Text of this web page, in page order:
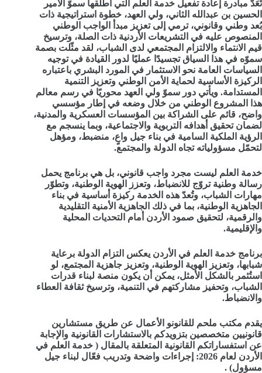
تُعَدُّ مبادرة إعادة تفعيل خدمة العلم التي أطلقها سموّ الأمير
الحسين بن عبدالله الثاني، ولي العهد، خطوة استراتيجية ذات
بُعد وطني وقانوني، ترمي إلى تعزيز مبدأ الواجب الوطني
المنصوص عليه في التشريعات الأردنية ذات الصلة، وترسيخ
قيم الانتماء والالتزام المجتمعي لدى الشباب، لقد مثّلت بصمة
سموّه في هذا السياق تجسيدًا عمليًا لدور القيادة في توجيه
السياسات العامة نحو الاستثمار في المورد البشري باعتباره
الركيزة الأساسية لحماية الأمن الوطني وتعزيز التنمية
المستدامة. ويأتي دور سموّ ولي العهد محوريًا في رسم معالم
هذا المشروع الوطني من خلال وضعه في إطار مؤسسي
واضح، قائم على الشراكة بين المؤسسات العسكرية والمدنية،
لضمان تحقيق أهدافه التربوية والاجتماعية، وبما ينسجم مع
الرؤية الملكية السامية في بناء جيل واعٍ، منضبط، ومؤهل
لتحمّل مسؤولياته تجاه الدولة والمجتمع.
خدمة العلم ليست مجرد واجب قانوني، بل هي برنامج يحمل
رسالة وطنية تروّج للانضباط، وتعزز الهوية الوطنية، وتطوّر
مهارات الشباب، وتُعدّ هذه الخدمة ركيزة أساسية في بناء
الجاهزية الوطنية، بما في ذلك الجاهزية الأمنية التقليدية
والرقمية، لتحقيق صمود الأردن أمام التحديات المحلية
والإقليمية.
برنامج خدمة العلم في الأردن يعكس التزام الدولة برعاية
شبابها، وتعزيز الهوية الوطنية، وتعزيز جاهزية المجتمع، لو
استُثمر بالشكل الأمثل، يمكن أن يكون منصة لبناء قدرات
الشباب، وتحفيز مشاركتهم في التنمية، وترسيخ ثقافة العطاء
والانضباط.
يقدم مكتب ملحم للقانونو الأعمال عن طريق مستشارين
قانونيين متخصصين بتزويدكم بالاستشارات القانونية والإجابة
عن استفساراتكم القانونية المتعلقة بالمقال ( خدمة العلم في
الأردن لعام 2026: إجراءات واضحة وتدريب فعّال لبناء جيل
مسؤول) .